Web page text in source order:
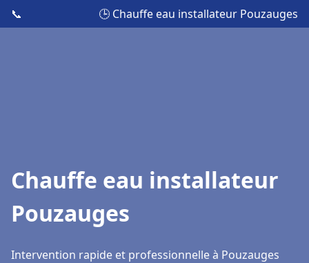
📞 🕒 Chauffe eau installateur Pouzauges
Chauffe eau installateur
Pouzauges
Intervention rapide et professionnelle à Pouzauges